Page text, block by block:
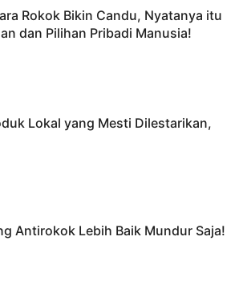
Rokok Bikin Candu, Nyatanya itu
dan Pilihan Pribadi Manusia!
Lokal yang Mesti Dilestarikan,
Antirokok Lebih Baik Mundur Saja!